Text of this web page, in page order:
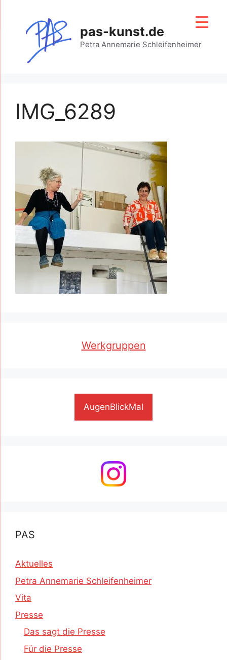
springen
pas-kunst.de
Petra Annemarie Schleifenheimer
IMG_6289
Werkgruppen
AugenBlickMal
PAS
Aktuelles
Petra Annemarie Schleifenheimer
Vita
Presse
Das sagt die Presse
Für die Presse